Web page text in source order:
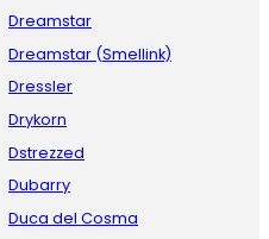
Dreamstar
Dreamstar (Smellink)
Dressler
Drykorn
Dstrezzed
Dubarry
Duca del Cosma